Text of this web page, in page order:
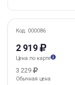
Код: 000086
2 919
Цена по карте
3 229
Обычная цена